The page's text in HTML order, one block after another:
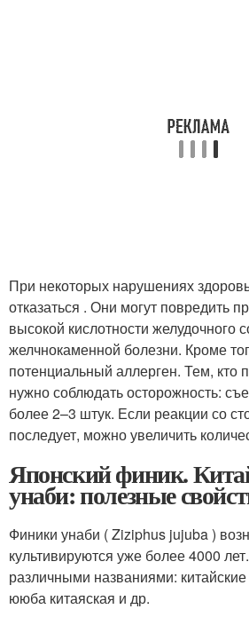
При некоторых нарушениях
отказаться . Они могут повредить
высокой кислотности желудочного
желчнокаменной болезни. Кроме
потенциальный аллерген. Тем, кто
нужно соблюдать осторожность:
более 2–3 штук. Если реакции со
последует, можно увеличить
Японский финик.
унаби: полезные
Финики унаби ( Ziziphus jujuba )
культивируются уже более 4000
различными названиями:
ююба китаяская и др.